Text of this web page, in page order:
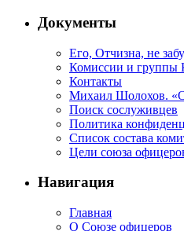
Документы
Его, Отчизна, не
Комиссии и группы
Контакты
Михаил Шолохов.
Поиск сослуживцев
Политика
Список состава
Цели союза
Навигация
Главная
О Союзе офицеров